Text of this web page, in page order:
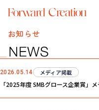
お知らせ
2026.05.14 メディア掲載
「2025年度 SMBグロース企業賞」